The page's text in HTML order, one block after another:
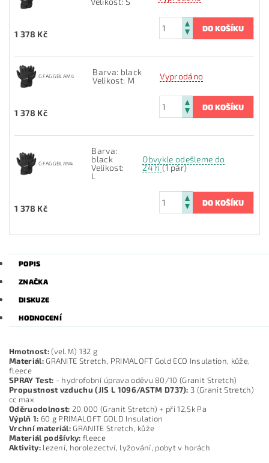
1 378 Kč
GFAGGBLAM4
Barva: black
Velikost: M
Vyprodáno
1 378 Kč
GFAGGBLAN4
Barva:
black
Velikost:
L
Obvykle odešleme do
24 h(1 pár)
1 378 Kč
POPIS
ZNAČKA
DISKUZE
HODNOCENÍ
Hmotnost:(vel.M) 132 g
Materiál:GRANITE Stretch, PRIMALOFT Gold ECO Insulation, kůže,
fleece
SPRAY Test: - hydrofobní úprava oděvu 80/10 (Granit Stretch)
Propustnost vzduchu (JIS L 1096/ASTM D737): 3 (Granit Stretch)
cc max
Oděruodolnost: 20.000 (Granit Stretch) + při 12,5k Pa
Výplň 1: 60 g PRIMALOFT GOLD Insulation
Vrchní materiál: GRANITE Stretch, kůže
Materiál podšívky: fleece
Aktivity:lezení, horolezectví, lyžování, pobyt v horách